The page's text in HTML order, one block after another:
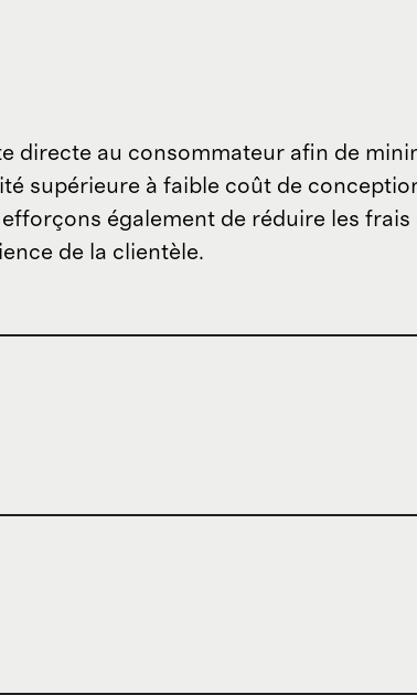
directe au consommateur afin de
supérieure à faible coût de
également de réduire les
de la clientèle.